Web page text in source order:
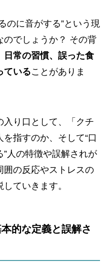
のに音がする”という現
のでしょうか？ その背
日常の習慣、誤った食
ていることがありま
り口として、「クチ
指すのか、そして“口
人の特徴や誤解されが
囲の反応やストレスの
ていきます。
的な定義と誤解さ